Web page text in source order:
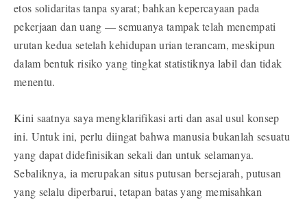
etos solidaritas tanpa syarat; bahkan kepercayaan pada
pekerjaan dan uang — semuanya tampak telah menempati
urutan kedua setelah kehidupan urian terancam, meskipun
dalam bentuk risiko yang tingkat statistiknya labil dan tidak
menentu.
Kini saatnya saya mengklarifikasi arti dan asal usul konsep
ini. Untuk ini, perlu diingat bahwa manusia bukanlah sesuatu
yang dapat didefinisikan sekali dan untuk selamanya.
Sebaliknya, ia merupakan situs putusan bersejarah, putusan
yang selalu diperbarui, tetapan batas yang memisahkan